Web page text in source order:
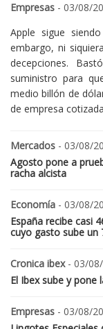
Empresas - 03/08/
Apple sigue
embargo, ni
decepciones.
suministro para
medio billón de
de empresa
Mercados - 03/08/
Agosto pone a
racha alcista
Economía - 03/08/
España recibe casi
cuyo gasto sube un
Cronica ibex- 03/08/
El Ibex sube y
Empresas - 03/08/